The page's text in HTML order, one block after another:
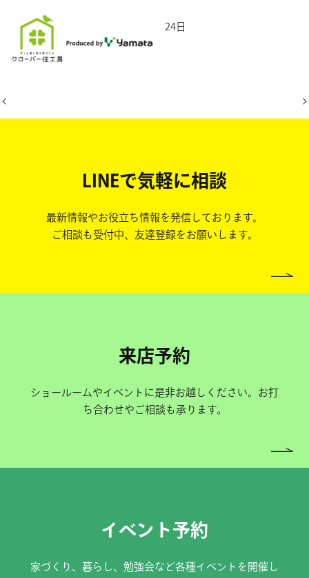
2026年3月24日
LINEで気軽に相談
最新情報やお役立ち情報を発信しております。
ご相談も受付中、友達登録をお願いします。
来店予約
ショールームやイベントに是非お越しください。お打
ち合わせやご相談も承ります。
イベント予約
家づくり、暮らし、勉強会など各種イベントを開催し